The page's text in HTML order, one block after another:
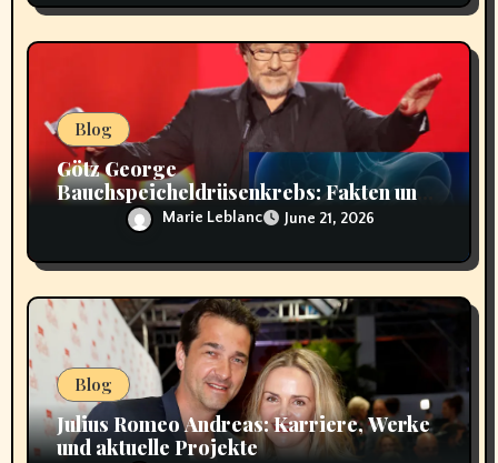
Blog
Götz George
Bauchspeicheldrüsenkrebs: Fakten und
HintergründeMarie Leblanc June 21, 2026
Blog
Julius Romeo Andreas: Karriere, Werke
und aktuelle Projekte